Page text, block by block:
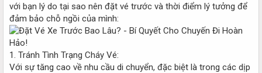
với bạn lý do tại sao nên đặt vé trước và thời điểm lý tưởng để
đảm bảo chỗ ngồi của mình:
1. Tránh Tình Trạng Cháy Vé:
Với sự tăng cao về nhu cầu di chuyển, đặc biệt là trong các dịp